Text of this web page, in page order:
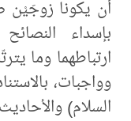
أن يكونا زوجَيْن
بإسداء
ارتباطهما وما
وواجبات،
السلام)